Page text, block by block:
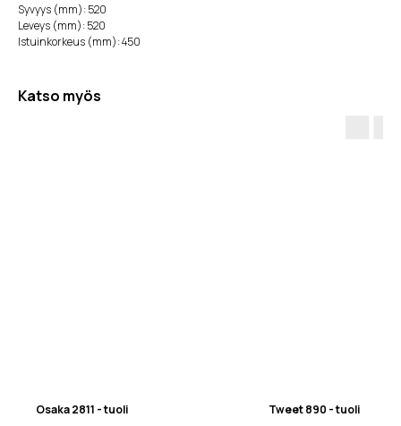
Syvyys (mm): 520
Leveys (mm): 520
Istuinkorkeus (mm): 450
Katso myös
Osaka 2811 - tuoli
Tweet 890 - tuoli